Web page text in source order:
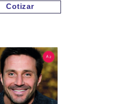
Cotizar